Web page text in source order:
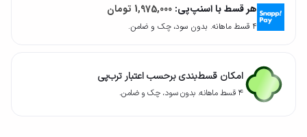
هر قسط با اسنپ‌پی: 1,975,000 تومان
۴ قسط ماهانه. بدون سود، چک و ضامن.
امکان قسط‌بندی برحسب اعتبار ترب‌پی
۴ قسط ماهانه. بدون سود، چک و ضامن.